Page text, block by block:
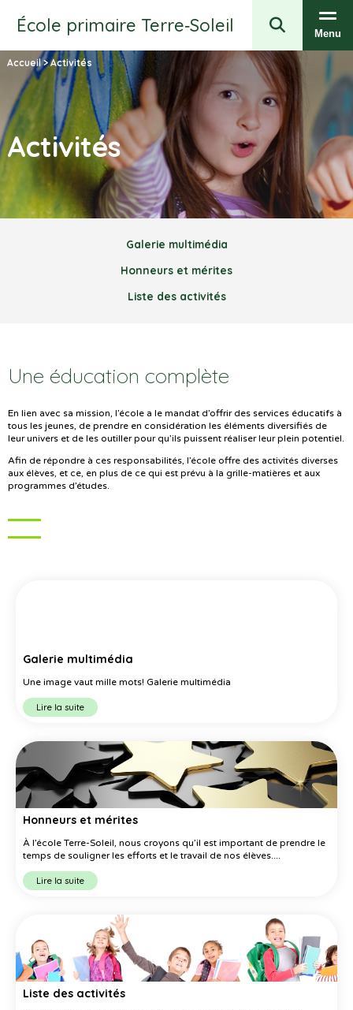
École primaire Terre‑Soleil Menu
Accueil>Activités
Activités
Galerie multimédia
Honneurs et mérites
Liste des activités
Une éducation complète
En lien avec sa mission, l’école a le mandat d’offrir des services éducatifs à
tous les jeunes, de prendre en considération les éléments diversifiés de
leur univers et de les outiller pour qu’ils puissent réaliser leur plein potentiel.
Afin de répondre à ces responsabilités, l’école offre des activités diverses
aux élèves, et ce, en plus de ce qui est prévu à la grille-matières et aux
programmes d’études.
Galerie multimédia
Une image vaut mille mots! Galerie multimédia
Lire la suite
Honneurs et mérites
À l’école Terre-Soleil, nous croyons qu’il est important de prendre le
temps de souligner les efforts et le travail de nos élèves....
Lire la suite
Liste des activités